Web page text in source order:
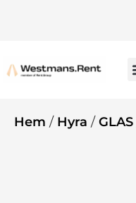
Hem / Hyra / GLAS